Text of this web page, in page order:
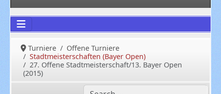
Turniere
Offene Turniere
Stadtmeisterschaften (Bayer Open)
27. Offene Stadtmeisterschaft/13. Bayer Open
(2015)